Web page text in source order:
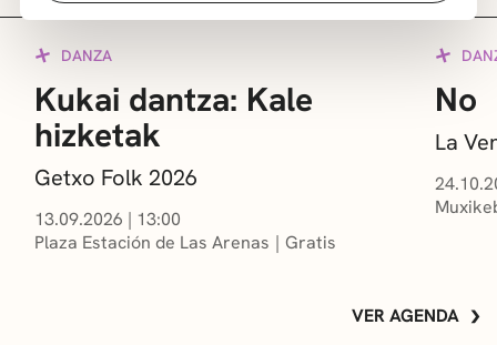
DANZA
Kukai dantza: Kale
hizketak
Getxo Folk 2026
13.09.2026 | 13:00
Plaza Estación de Las Arenas
Gratis
No
La
VER AGENDA